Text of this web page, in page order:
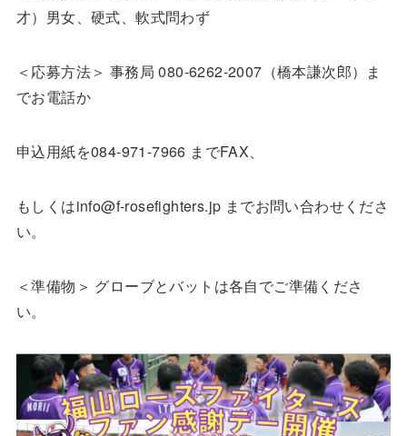
才）男女、硬式、軟式問わず
＜応募方法＞ 事務局 080-6262-2007（橋本謙次郎）ま
でお電話か
申込用紙を084-971-7966 までFAX、
もしくはinfo@f-rosefighters.jp までお問い合わせくださ
い。
＜準備物＞ グローブとバットは各自でご準備くださ
い。